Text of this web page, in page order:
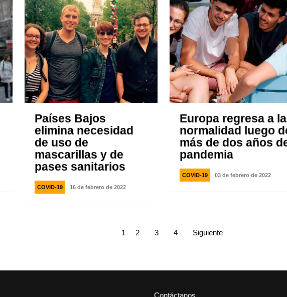
Países Bajos
elimina necesidad
de uso de
mascarillas y de
pases sanitarios
COVID-19 16 de febrero de 2022
Europa regresa a la
normalidad luego
más de dos años
pandemia
COVID-19 03 de febrero de 2022
1 2 3 4 Siguiente
Contáctanos